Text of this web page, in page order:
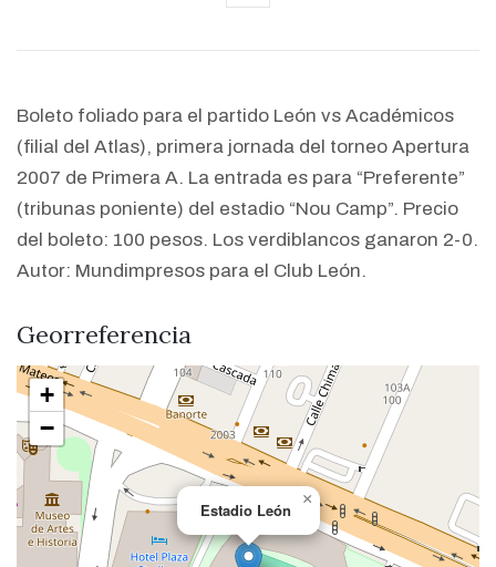
Boleto foliado para el partido León vs Académicos
(filial del Atlas), primera jornada del torneo Apertura
2007 de Primera A. La entrada es para “Preferente”
(tribunas poniente) del estadio “Nou Camp”. Precio
del boleto: 100 pesos. Los verdiblancos ganaron 2-0.
Autor: Mundimpresos para el Club León.
Georreferencia
Estadio León
×
+
−